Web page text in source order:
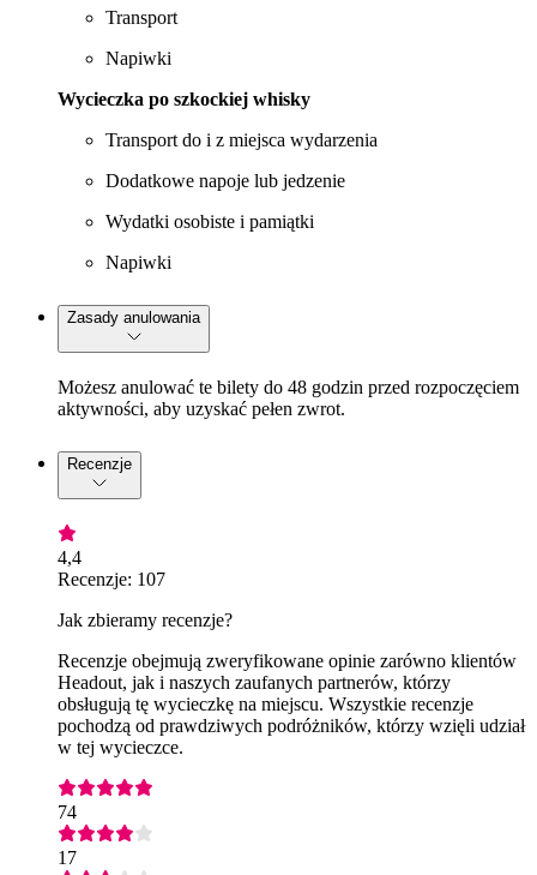
Transport
Napiwki
Wycieczka po szkockiej whisky
Transport do i z miejsca wydarzenia
Dodatkowe napoje lub jedzenie
Wydatki osobiste i pamiątki
Napiwki
Zasady anulowania
Możesz anulować te bilety do 48 godzin przed rozpoczęciem
aktywności, aby uzyskać pełen zwrot.
Recenzje
4,4
Recenzje: 107
Jak zbieramy recenzje?
Recenzje obejmują zweryfikowane opinie zarówno klientów
Headout, jak i naszych zaufanych partnerów, którzy
obsługują tę wycieczkę na miejscu. Wszystkie recenzje
pochodzą od prawdziwych podróżników, którzy wzięli udział
w tej wycieczce.
74
17